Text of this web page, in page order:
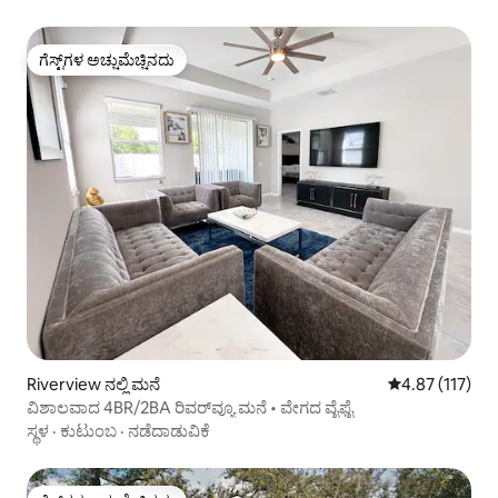
ಗೆಸ್ಟ್‌ಗಳ ಅಚ್ಚುಮೆಚ್ಚಿನದು
ಗೆಸ್ಟ್‌ಗಳ ಅಚ್ಚುಮೆಚ್ಚಿನದು
Riverview ನಲ್ಲಿ ಮನೆ 5 ರಲ್ಲಿ 4.87
4.87 (117)
ವಿಶಾಲವಾದ 4BR/2BA ರಿವರ್‌ವ್ಯೂ ಮನೆ • ವೇಗದ ವೈಫೈ
ಸ್ಥಳ · ಕುಟುಂಬ · ನಡೆದಾಡುವಿಕೆ